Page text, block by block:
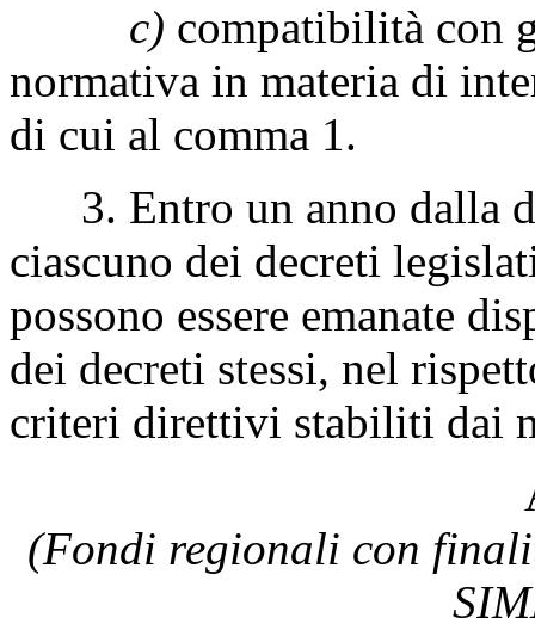
c) compatibilità con
normativa in materia di
di cui al comma 1.
3. Entro un anno dalla
ciascuno dei decreti
possono essere emanate
dei decreti stessi, nel
criteri direttivi stabiliti dai
(Fondi regionali con